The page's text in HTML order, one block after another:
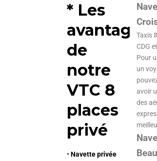
* Les
avantages
de
notre
VTC 8
places
privé
• Navette privée
Taxis
CDG
Pour
un
avoir
des